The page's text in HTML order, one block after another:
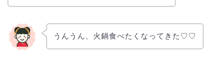
うんうん、火鍋食べたくなってきた♡♡